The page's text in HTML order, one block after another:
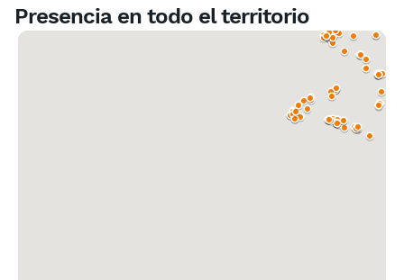
Presencia en todo el territorio